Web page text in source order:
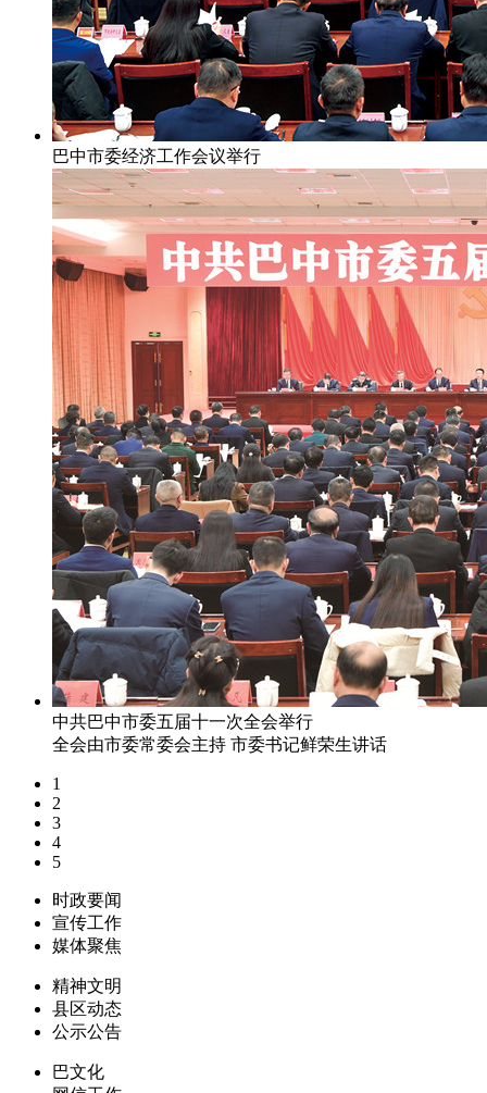
巴中市委经济工作会议举行
中共巴中市委五届十一次全会举行
全会由市委常委会主持 市委书记鲜荣生讲话
1
2
3
4
5
时政要闻
宣传工作
媒体聚焦
精神文明
县区动态
公示公告
巴文化